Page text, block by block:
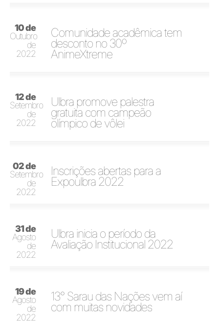
10 de
Outubro
de
2022
Comunidade acadêmica tem
desconto no 30º
AnimeXtreme
12 de
Setembro
de
2022
Ulbra promove palestra
gratuita com campeão
olímpico de vôlei
02 de
Setembro
de
2022
Inscrições abertas para a
Expoulbra 2022
31 de
Agosto
de
2022
Ulbra inicia o período da
Avaliação Institucional 2022
19 de
Agosto
de
2022
13° Sarau das Nações vem aí
com muitas novidades